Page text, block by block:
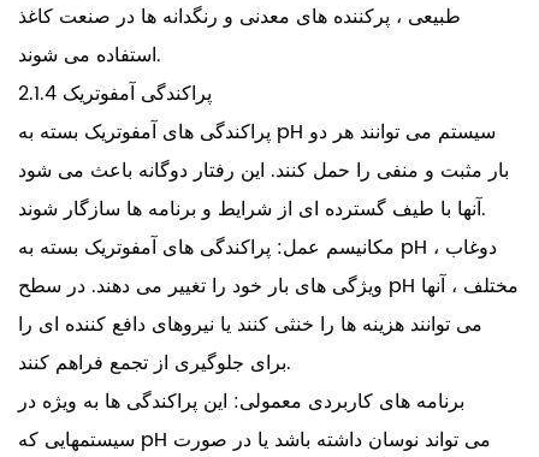
طبیعی ، پرکننده های معدنی و رنگدانه ها در صنعت کاغذ
استفاده می شوند.
2.1.4 پراکندگی آمفوتریک
پراکندگی های آمفوتریک بسته به pH سیستم می توانند هر دو
بار مثبت و منفی را حمل کنند. این رفتار دوگانه باعث می شود
آنها با طیف گسترده ای از شرایط و برنامه ها سازگار شوند.
مکانیسم عمل: پراکندگی های آمفوتریک بسته به pH دوغاب ،
ویژگی های بار خود را تغییر می دهند. در سطح pH مختلف ، آنها
می توانند هزینه ها را خنثی کنند یا نیروهای دافع کننده ای را
برای جلوگیری از تجمع فراهم کنند.
برنامه های کاربردی معمولی: این پراکندگی ها به ویژه در
سیستمهایی که pH می تواند نوسان داشته باشد یا در صورت